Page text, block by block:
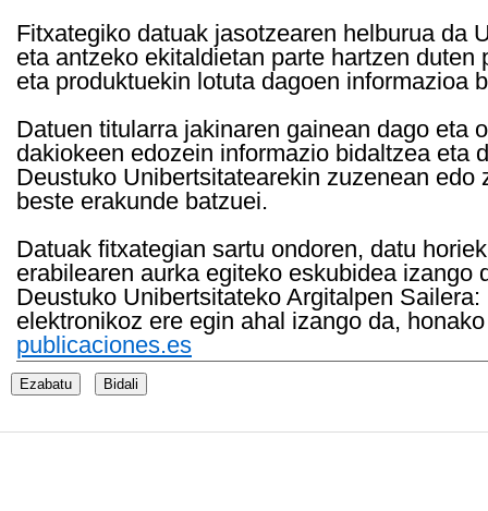
Fitxategiko datuak jasotzearen helburua da
eta antzeko ekitaldietan parte hartzen
eta produktuekin lotuta dagoen informazioa
Datuen titularra jakinaren gainean dago eta
dakiokeen edozein informazio bidaltzea eta
Deustuko Unibertsitatearekin zuzenean
beste erakunde batzuei.
Datuak fitxategian sartu ondoren, datu
erabilearen aurka egiteko eskubidea
Deustuko Unibertsitateko Argitalpen
elektronikoz ere egin ahal izango da,
publicaciones.es
Ezabatu Bidali